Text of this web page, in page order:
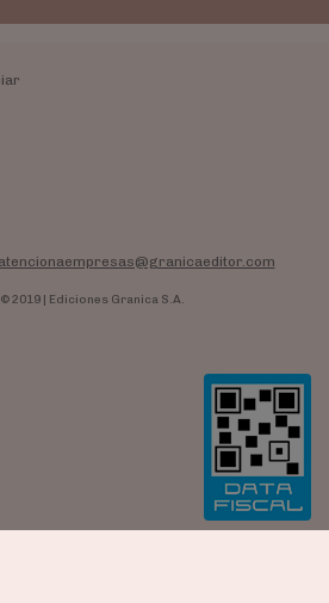
atencionaempresas@granicaeditor.com
2019 | Ediciones Granica S.A.